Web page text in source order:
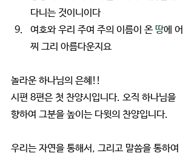
다니는 것이니이다
여호와 우리 주여 주의 이름이 온 땅에 어
찌 그리 아름다운지요
놀라운 하나님의 은혜!!
시편 8편은 첫 찬양시입니다. 오직 하나님을
향하여 그분을 높이는 다윗의 찬양입니다.
우리는 자연을 통해서, 그리고 말씀을 통하여